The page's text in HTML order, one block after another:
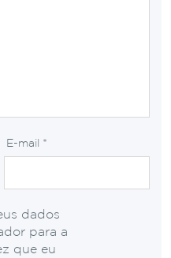
E-mail *
dados
para a
que eu